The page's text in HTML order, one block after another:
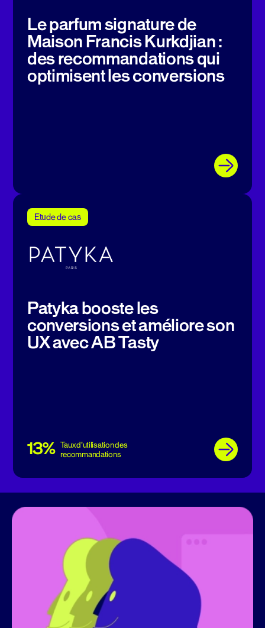
Le parfum signature de
Maison Francis Kurkdjian :
des recommandations qui
optimisent les conversions
Etude de cas
Patyka booste les
conversions et améliore son
UX avec AB Tasty
13% Taux d’utilisation des
recommandations